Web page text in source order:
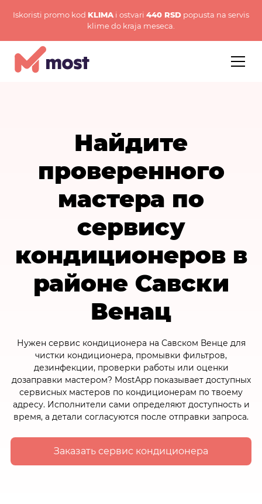
Iskoristi promo kod KLIMA i ostvari 440 RSD popusta na servis
klime do kraja meseca.
Найдите
проверенного
мастера по
сервису
кондиционеров в
районе Савски
Венац
Нужен сервис кондиционера на Савском Венце для
чистки кондиционера, промывки фильтров,
дезинфекции, проверки работы или оценки
дозаправки мастером? MostApp показывает доступных
сервисных мастеров по кондиционерам по твоему
адресу. Исполнители сами определяют доступность и
время, а детали согласуются после отправки запроса.
Заказать сервис кондиционера